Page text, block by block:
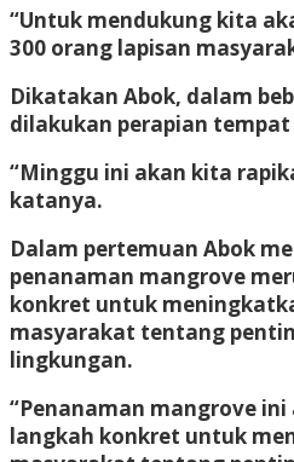
“Untuk mendukung kita
300 orang lapisan
Dikatakan Abok, dalam
dilakukan perapian tempat
“Minggu ini akan kita
katanya.
Dalam pertemuan Abok
penanaman mangrove
konkret untuk
masyarakat tentang
lingkungan.
“Penanaman mangrove
langkah konkret untuk